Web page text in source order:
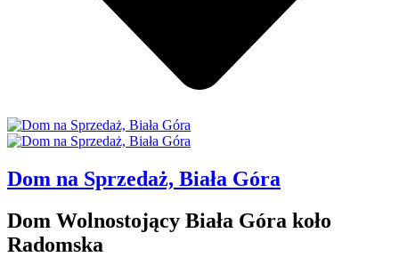
Dom na Sprzedaż, Biała Góra
Dom Wolnostojący Biała Góra koło
Radomska